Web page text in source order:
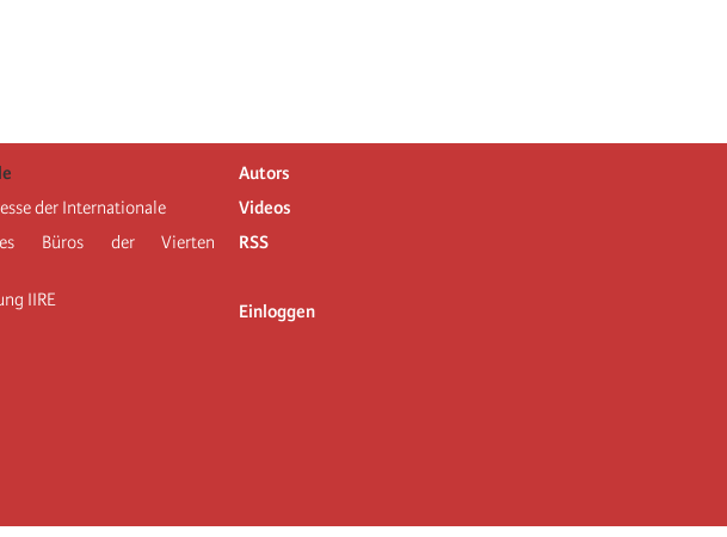
der Internationale
Büros der Vierten
IIRE
Autors
Videos
RSS
Einloggen